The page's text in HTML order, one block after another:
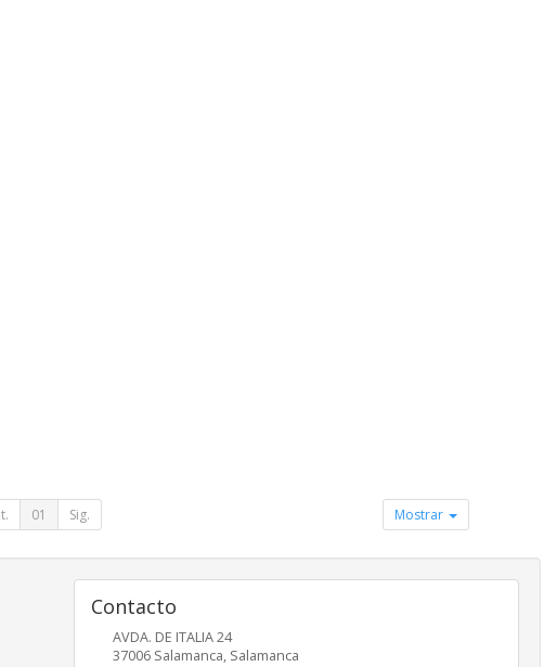
01 Sig. Mostrar
Contacto
AVDA. DE ITALIA 24
37006 Salamanca, Salamanca